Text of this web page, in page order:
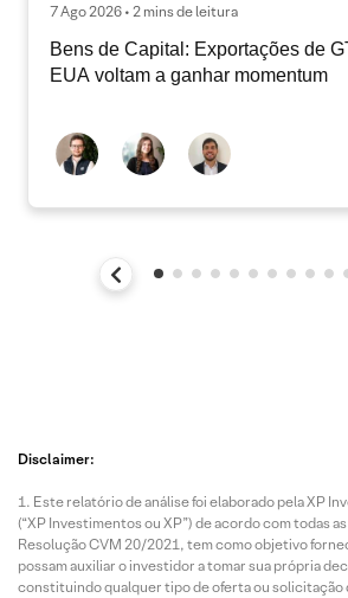
7 Ago 2026 • 2 mins de leitura
Bens de Capital: Exportações de
EUA voltam a ganhar momentum
Disclaimer:
Este relatório de análise foi elaborado pela XP
(“XP Investimentos ou XP”) de acordo com todas
Resolução CVM 20/2021, tem como objetivo
possam auxiliar o investidor a tomar sua própria
constituindo qualquer tipo de oferta ou solicitação